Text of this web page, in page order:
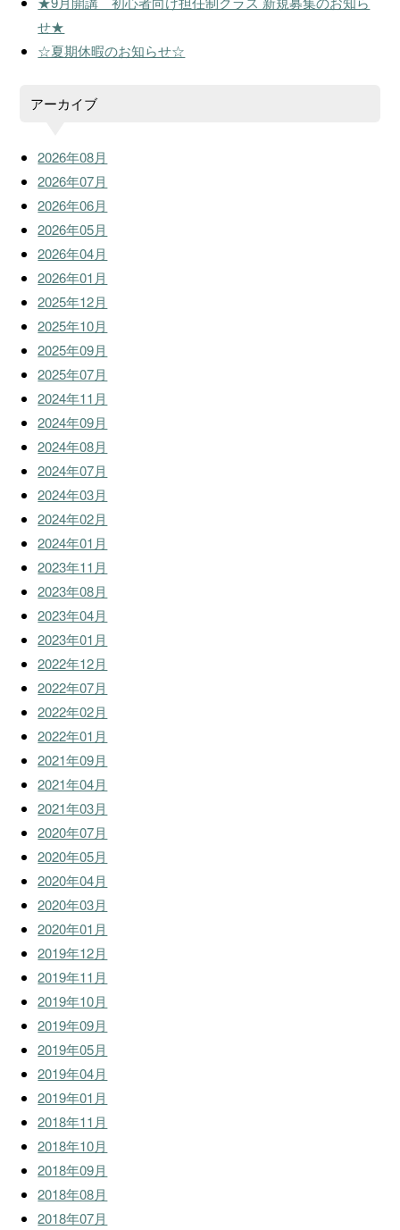
せ★
☆夏期休暇のお知らせ☆
アーカイブ
2026年08月
2026年07月
2026年06月
2026年05月
2026年04月
2026年01月
2025年12月
2025年10月
2025年09月
2025年07月
2024年11月
2024年09月
2024年08月
2024年07月
2024年03月
2024年02月
2024年01月
2023年11月
2023年08月
2023年04月
2023年01月
2022年12月
2022年07月
2022年02月
2022年01月
2021年09月
2021年04月
2021年03月
2020年07月
2020年05月
2020年04月
2020年03月
2020年01月
2019年12月
2019年11月
2019年10月
2019年09月
2019年05月
2019年04月
2019年01月
2018年11月
2018年10月
2018年09月
2018年08月
2018年07月